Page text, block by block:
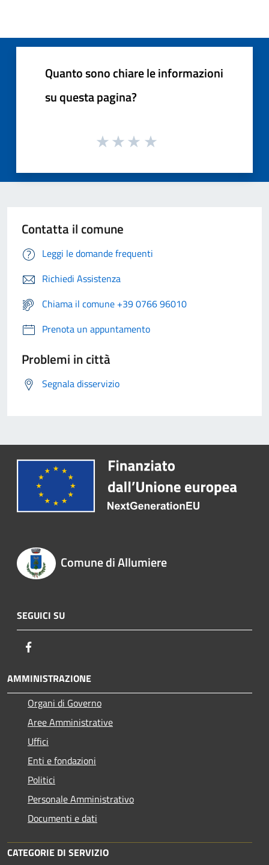
Quanto sono chiare le informazioni
su questa pagina?
Contatta il comune
Leggi le domande frequenti
Richiedi Assistenza
Chiama il comune +39 0766 96010
Prenota un appuntamento
Problemi in città
Segnala disservizio
Comune di Allumiere
SEGUICI SU
AMMINISTRAZIONE
Organi di Governo
Aree Amministrative
Uffici
Enti e fondazioni
Politici
Personale Amministrativo
Documenti e dati
CATEGORIE DI SERVIZIO